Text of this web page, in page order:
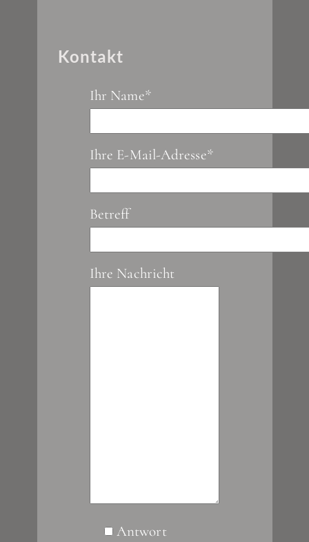
Kontakt
Ihr Name*
Ihre E-Mail-Adresse*
Betreff
Ihre Nachricht
Antwort